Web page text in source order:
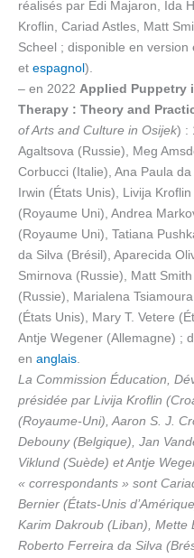
réalisés par Edi Majaron, Ida
Kroflin, Cariad Astles, Matt
Scheel ; disponible en version
et espagnol).
– en 2022 Applied Puppetry
Therapy : Theory and
of Arts and Culture in Osijek) :
Agaltsova (Russie), Meg
Corbucci (Italie), Ana Paula
Irwin (États Unis), Livija
(Royaume Uni), Andrea
(Royaume Uni), Tatiana
da Silva (Brésil), Aparecida
Smirnova (Russie), Matt
(Russie), Marialena
(États Unis), Mary T. Vetere
Antje Wegener (Allemagne) ;
en anglais
La Commission Éducation,
présidée par Livija Kroflin
(Royaume-Uni), Aaron S. J.
Debouny (Belgique), Jan
Viklund (Suède) et Antje
« correspondants » sont
Bernier (États-Unis
Karim Dakroub (Liban), Mette
Roberto Ferreira da Silva